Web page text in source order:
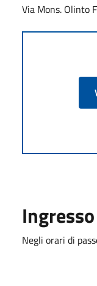
Via Mons. Olinto
Ingresso
Negli orari di